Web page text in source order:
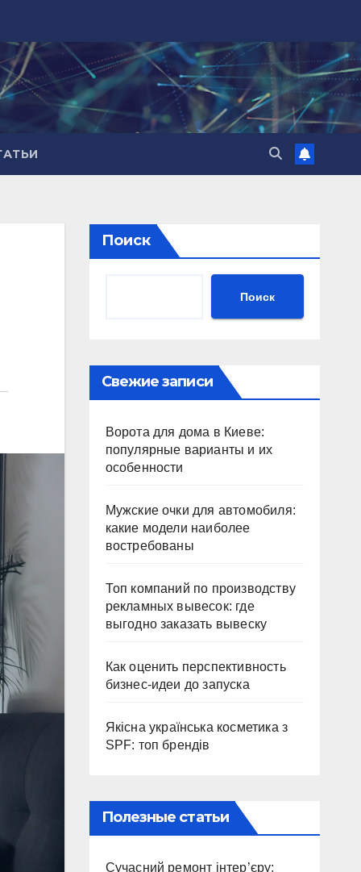
Поиск
Поиск
Свежие записи
Ворота для дома в Киеве:
популярные варианты и их
особенности
Мужские очки для автомобиля:
какие модели наиболее
востребованы
Топ компаний по производству
рекламных вывесок: где
выгодно заказать вывеску
Как оценить перспективность
бизнес-идеи до запуска
Якісна українська косметика з
SPF: топ брендів
Полезные статьи
Сучасний ремонт інтер’єру: